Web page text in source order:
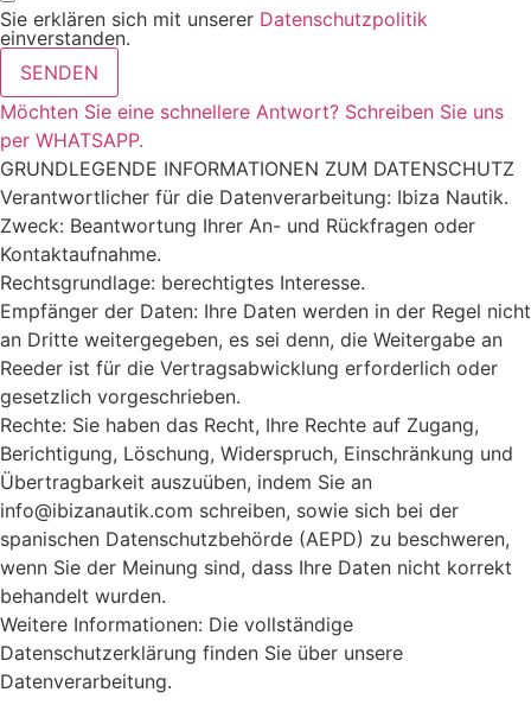
Sie erklären sich mit unserer Datenschutzpolitik
einverstanden.
SENDEN
Möchten Sie eine schnellere Antwort? Schreiben Sie uns
per WHATSAPP.
GRUNDLEGENDE INFORMATIONEN ZUM DATENSCHUTZ
Verantwortlicher für die Datenverarbeitung: Ibiza Nautik.
Zweck: Beantwortung Ihrer An- und Rückfragen oder
Kontaktaufnahme.
Rechtsgrundlage: berechtigtes Interesse.
Empfänger der Daten: Ihre Daten werden in der Regel nicht
an Dritte weitergegeben, es sei denn, die Weitergabe an
Reeder ist für die Vertragsabwicklung erforderlich oder
gesetzlich vorgeschrieben.
Rechte: Sie haben das Recht, Ihre Rechte auf Zugang,
Berichtigung, Löschung, Widerspruch, Einschränkung und
Übertragbarkeit auszuüben, indem Sie an
info@ibizanautik.com schreiben, sowie sich bei der
spanischen Datenschutzbehörde (AEPD) zu beschweren,
wenn Sie der Meinung sind, dass Ihre Daten nicht korrekt
behandelt wurden.
Weitere Informationen: Die vollständige
Datenschutzerklärung finden Sie über unsere
Datenverarbeitung.